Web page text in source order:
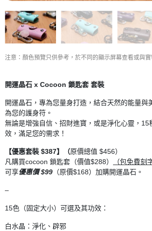
注意：顏色預覽只供參考，於不同的顯示屏幕查看或與實
開運晶石 x Cocoon 鎖匙套 套裝
開運晶石，專為您量身打造，結合天然的能量與
為您的護身符。
無論是增強自信、招財進寶，或是淨化心靈，15
效，滿足您的需求！
【優惠套裝 $387】（原價總值 $456）
凡購買cocoon 鎖匙套（價值$288）
（包免費刻
可享優惠價 $99 （原價$168）加購開運晶石。
–
15色（固定大小）可選及其功效：
白水晶：淨化、辟邪